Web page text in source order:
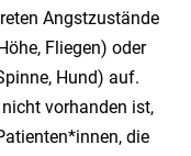
Angstzustände
Fliegen) oder
Hund) auf.
vorhanden ist,
die